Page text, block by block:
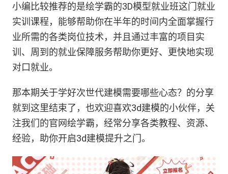
小编比较推荐的是绘学霸的3D模型就业班这门就业
实训课程，能够帮助你在半年的时间内全面掌握行
业所需的各类岗位技术，并且通过丰富的项目实
训、周到的就业保障服务帮助你更好、更快地实现
对口就业。
那本期关于学好次世代建模需要哪些心态？的分享
就到这里结束了，也欢迎喜欢3d建模的小伙伴，关
注我们的官网绘学霸，经常分享各类教程、资源、
经验，助你开启3d建模提升之门。